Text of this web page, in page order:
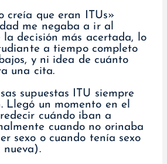
creía que eran ITUs»
me negaba a ir al
la decisión más acertada, lo
a tiempo completo
y ni idea de cuánto
una cita.
supuestas ITU siempre
Llegó un momento en el
cuándo iban a
cuando no orinaba
sexo o cuando tenía sexo
nueva).